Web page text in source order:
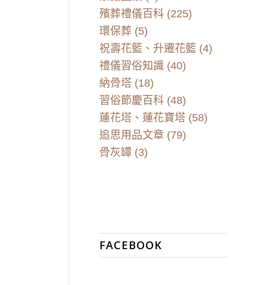
殯葬禮儀百科(225)
環保葬(5)
祝壽花籃、升遷花籃 (4)
禮儀習俗知識 (40)
納骨塔 (18)
習俗節慶百科(48)
蓮花塔、蓮花寶塔 (58)
追思用品文章 (79)
骨灰罈(3)
FACEBOOK